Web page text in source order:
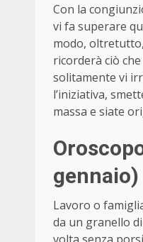
Con la
vi fa superare
modo,
ricorderà ciò
solitamente vi
l’iniziativa,
massa e siate
gennaio)
Lavoro o
da un granello
volta senza